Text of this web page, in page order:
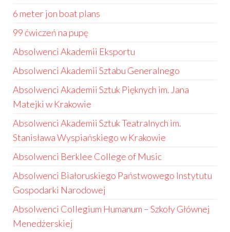
6 meter jon boat plans
99 ćwiczeń na pupę
Absolwenci Akademii Eksportu
Absolwenci Akademii Sztabu Generalnego
Absolwenci Akademii Sztuk Pięknych im. Jana
Matejki w Krakowie
Absolwenci Akademii Sztuk Teatralnych im.
Stanisława Wyspiańskiego w Krakowie
Absolwenci Berklee College of Music
Absolwenci Białoruskiego Państwowego Instytutu
Gospodarki Narodowej
Absolwenci Collegium Humanum – Szkoły Głównej
Menedżerskiej